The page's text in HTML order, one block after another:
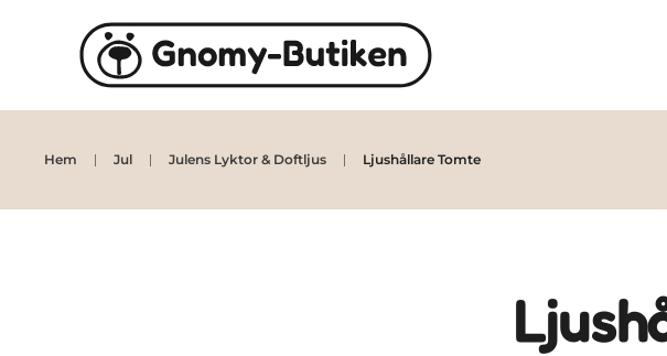
Skip to main content
Hem Jul Julens Lyktor & Doftljus Ljushållare Tomte